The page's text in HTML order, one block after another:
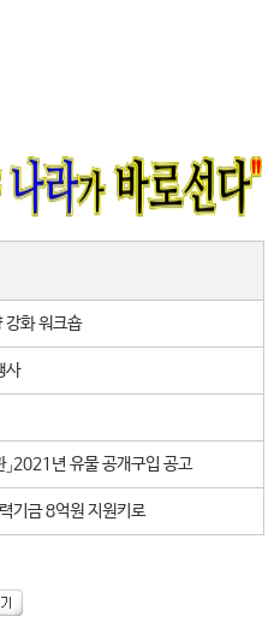
강화 워크숍
사
2021년 유물 공개구입 공고
기금 8억원 지원키로